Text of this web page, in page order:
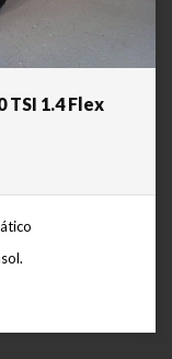
TSI 1.4 Flex